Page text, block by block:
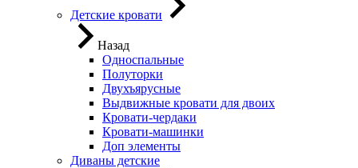
Детские кровати
Назад
Односпальные
Полуторки
Двухъярусные
Выдвижные кровати для двоих
Кровати-чердаки
Кровати-машинки
Доп элементы
Диваны детские